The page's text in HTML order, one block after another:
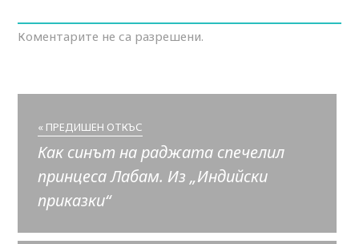
Коментарите не са разрешени.
« ПРЕДИШЕН ОТКЪС
Как синът на раджата спечелил
принцеса Лабам. Из „Индийски
приказки“